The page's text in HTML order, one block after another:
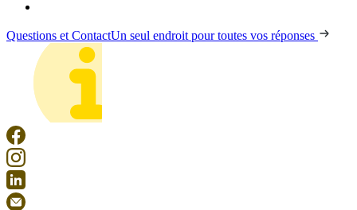
Questions et ContactUn seul endroit pour toutes vos réponses